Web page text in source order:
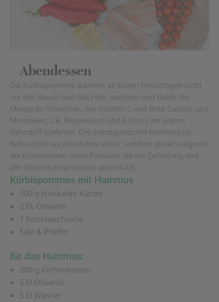
Abendessen
Die Kürbispommes wärmen an kalten Herbsttagen nicht
nur den Bauch und das Herz, sondern sind durch die
Menge an Vitaminen, wie Vitamin C und Beta-Carotin, und
Mineralien, z.B. Magnesium und Kalium, ein wahrer
Nährstoff-Lieferant. Der selbstgemachte Hummus ist
dabei nicht nur besonders lecker, sondern steckt aufgrund
der Kichererbsen voller Folsäure, die die Zellteilung und
alle Wachstumsprozesse unterstützt.
Kürbispommes mit Hummus
500 g Hokkaido Kürbis
2 EL Olivenöl
1 Knoblauchzehe
Salz & Pfeffer
für das Hummus:
200 g Kichererbsen
5 El Olivenöl
5 El Wasser